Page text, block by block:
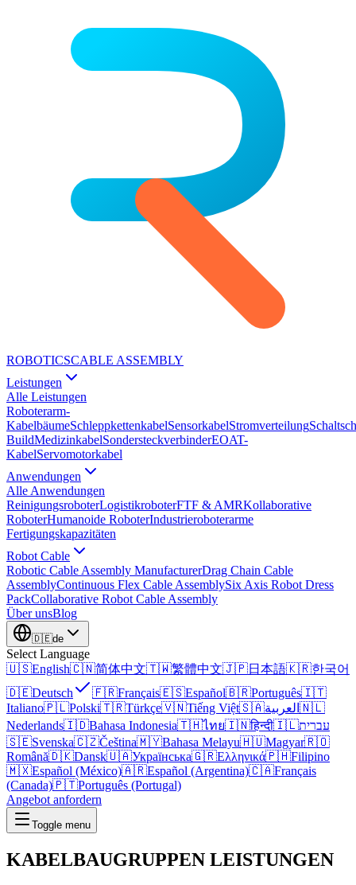
ROBOTICSCABLE ASSEMBLY
Leistungen
Alle Leistungen
Roboterarm-
KabelbäumeSchleppkettenkabelSensorkabelStromverteilung
BuildMedizinkabelSondersteckverbinderEOAT-
KabelServomotorkabel
Anwendungen
Alle Anwendungen
ReinigungsroboterLogistikroboterFTF & AMRKollaborative
RoboterHumanoide RoboterIndustrieroboterarme
Fertigungskapazitäten
Robot Cable
Robotic Cable Assembly ManufacturerDrag Chain Cable
AssemblyContinuous Flex Cable AssemblySix Axis Robot Dress
PackCollaborative Robot Cable Assembly
Über unsBlog
🇩🇪de
Select Language
🇺🇸English🇨🇳简体中文🇹🇼繁體中文🇯🇵日本語🇰🇷한국어
🇩🇪Deutsch 🇫🇷Français🇪🇸Español🇧🇷Português🇮🇹
Italiano🇵🇱Polski🇹🇷Türkçe🇻🇳Tiếng Việt🇸🇦العربية 🇳🇱
Nederlands🇮🇩Bahasa Indonesia🇹🇭ไทย🇮🇳हिन्दी🇮🇱עברית
🇸🇪Svenska🇨🇿Čeština🇲🇾Bahasa Melayu🇭🇺Magyar🇷🇴
Română🇩🇰Dansk🇺🇦Українська🇬🇷Ελληνικά🇵🇭Filipino
🇲🇽Español (México)🇦🇷Español (Argentina)🇨🇦Français
(Canada)🇵🇹Português (Portugal)
Angebot anfordern
Toggle menu
KABELBAUGRUPPEN LEISTUNGEN